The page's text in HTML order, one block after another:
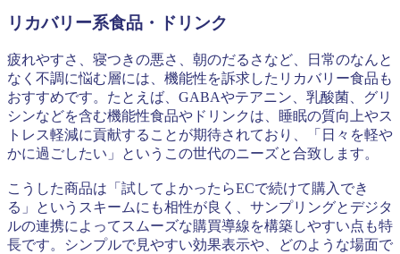
リカバリー系食品・ドリンク
疲れやすさ、寝つきの悪さ、朝のだるさなど、日常のなんと
なく不調に悩む層には、機能性を訴求したリカバリー食品も
おすすめです。たとえば、GABAやテアニン、乳酸菌、グリ
シンなどを含む機能性食品やドリンクは、睡眠の質向上やス
トレス軽減に貢献することが期待されており、「日々を軽や
かに過ごしたい」というこの世代のニーズと合致します。
こうした商品は「試してよかったらECで続けて購入でき
る」というスキームにも相性が良く、サンプリングとデジタ
ルの連携によってスムーズな購買導線を構築しやすい点も特
長です。シンプルで見やすい効果表示や、どのような場面で